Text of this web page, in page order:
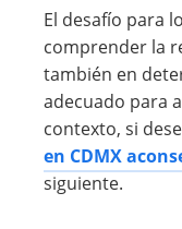
El desafío para
comprender la
también en
adecuado para
contexto, si
en CDMX
siguiente.